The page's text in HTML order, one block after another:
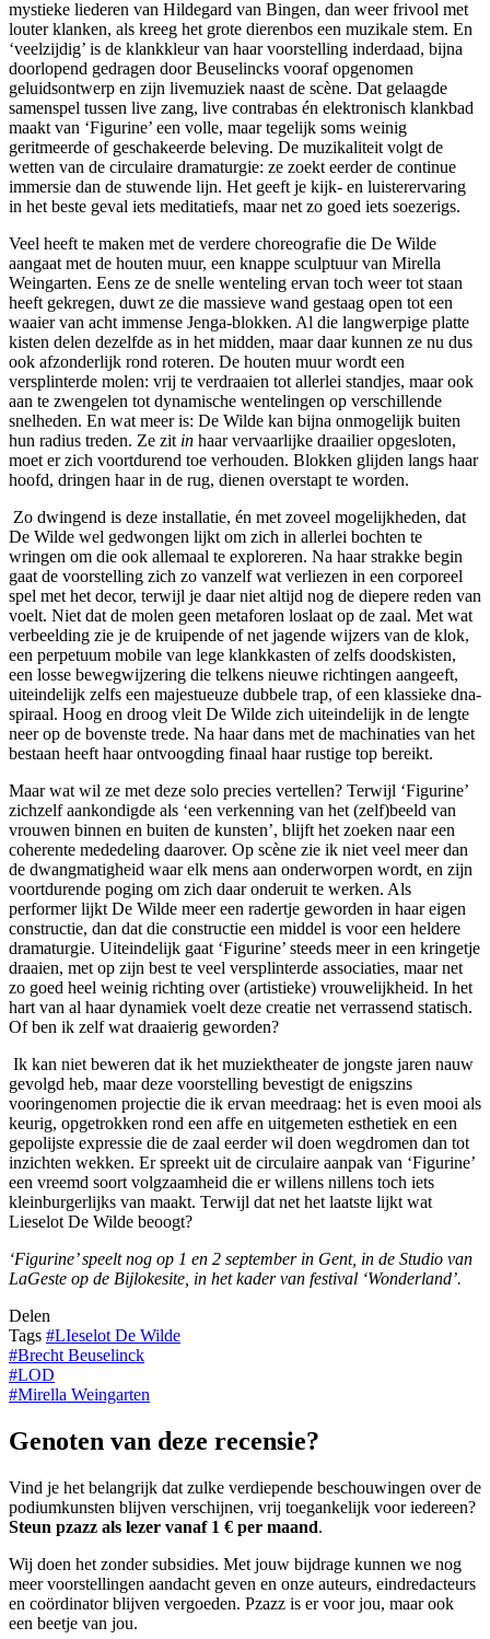
mystieke liederen van Hildegard van Bingen, dan weer frivool met
louter klanken, als kreeg het grote dierenbos een muzikale stem. En
‘veelzijdig’ is de klankkleur van haar voorstelling inderdaad, bijna
doorlopend gedragen door Beuselincks vooraf opgenomen
geluidsontwerp en zijn livemuziek naast de scène. Dat gelaagde
samenspel tussen live zang, live contrabas én elektronisch klankbad
maakt van ‘Figurine’ een volle, maar tegelijk soms weinig
geritmeerde of geschakeerde beleving. De muzikaliteit volgt de
wetten van de circulaire dramaturgie: ze zoekt eerder de continue
immersie dan de stuwende lijn. Het geeft je kijk- en luisterervaring
in het beste geval iets meditatiefs, maar net zo goed iets soezerigs.
Veel heeft te maken met de verdere choreografie die De Wilde
aangaat met de houten muur, een knappe sculptuur van Mirella
Weingarten. Eens ze de snelle wenteling ervan toch weer tot staan
heeft gekregen, duwt ze die massieve wand gestaag open tot een
waaier van acht immense Jenga-blokken. Al die langwerpige platte
kisten delen dezelfde as in het midden, maar daar kunnen ze nu dus
ook afzonderlijk rond roteren. De houten muur wordt een
versplinterde molen: vrij te verdraaien tot allerlei standjes, maar ook
aan te zwengelen tot dynamische wentelingen op verschillende
snelheden. En wat meer is: De Wilde kan bijna onmogelijk buiten
hun radius treden. Ze zit in haar vervaarlijke draailier opgesloten,
moet er zich voortdurend toe verhouden. Blokken glijden langs haar
hoofd, dringen haar in de rug, dienen overstapt te worden.
Zo dwingend is deze installatie, én met zoveel mogelijkheden, dat
De Wilde wel gedwongen lijkt om zich in allerlei bochten te
wringen om die ook allemaal te exploreren. Na haar strakke begin
gaat de voorstelling zich zo vanzelf wat verliezen in een corporeel
spel met het decor, terwijl je daar niet altijd nog de diepere reden van
voelt. Niet dat de molen geen metaforen loslaat op de zaal. Met wat
verbeelding zie je de kruipende of net jagende wijzers van de klok,
een perpetuum mobile van lege klankkasten of zelfs doodskisten,
een losse bewegwijzering die telkens nieuwe richtingen aangeeft,
uiteindelijk zelfs een majestueuze dubbele trap, of een klassieke dna-
spiraal. Hoog en droog vleit De Wilde zich uiteindelijk in de lengte
neer op de bovenste trede. Na haar dans met de machinaties van het
bestaan heeft haar ontvoogding finaal haar rustige top bereikt.
Maar wat wil ze met deze solo precies vertellen? Terwijl ‘Figurine’
zichzelf aankondigde als ‘een verkenning van het (zelf)beeld van
vrouwen binnen en buiten de kunsten’, blijft het zoeken naar een
coherente mededeling daarover. Op scène zie ik niet veel meer dan
de dwangmatigheid waar elk mens aan onderworpen wordt, en zijn
voortdurende poging om zich daar onderuit te werken. Als
performer lijkt De Wilde meer een radertje geworden in haar eigen
constructie, dan dat die constructie een middel is voor een heldere
dramaturgie. Uiteindelijk gaat ‘Figurine’ steeds meer in een kringetje
draaien, met op zijn best te veel versplinterde associaties, maar net
zo goed heel weinig richting over (artistieke) vrouwelijkheid. In het
hart van al haar dynamiek voelt deze creatie net verrassend statisch.
Of ben ik zelf wat draaierig geworden?
Ik kan niet beweren dat ik het muziektheater de jongste jaren nauw
gevolgd heb, maar deze voorstelling bevestigt de enigszins
vooringenomen projectie die ik ervan meedraag: het is even mooi als
keurig, opgetrokken rond een affe en uitgemeten esthetiek en een
gepolijste expressie die de zaal eerder wil doen wegdromen dan tot
inzichten wekken. Er spreekt uit de circulaire aanpak van ‘Figurine’
een vreemd soort volgzaamheid die er willens nillens toch iets
kleinburgerlijks van maakt. Terwijl dat net het laatste lijkt wat
Lieselot De Wilde beoogt?
‘Figurine’ speelt nog op 1 en 2 september in Gent, in de Studio van
LaGeste op de Bijlokesite, in het kader van festival ‘Wonderland’.
Delen
Tags #LIeselot De Wilde
#Brecht Beuselinck
#LOD
#Mirella Weingarten
Genoten van deze recensie?
Vind je het belangrijk dat zulke verdiepende beschouwingen over de
podiumkunsten blijven verschijnen, vrij toegankelijk voor iedereen?
Steun pzazz als lezer vanaf 1 € per maand.
Wij doen het zonder subsidies. Met jouw bijdrage kunnen we nog
meer voorstellingen aandacht geven en onze auteurs, eindredacteurs
en coördinator blijven vergoeden. Pzazz is er voor jou, maar ook
een beetje van jou.